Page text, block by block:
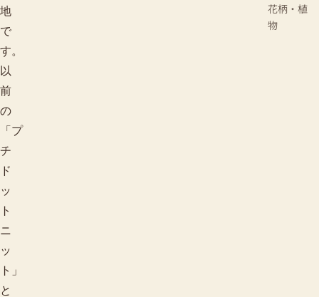
花柄・植
物
地
で
す。
以
前
の
「プ
チ
ド
ッ
ト
ニ
ッ
ト」
と